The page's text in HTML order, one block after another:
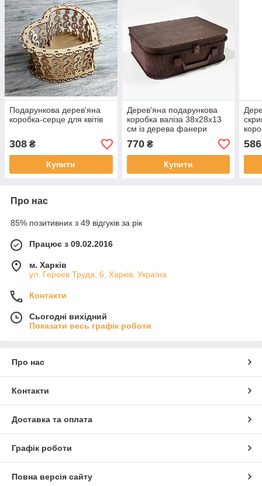
Подарункова дерев'яна
коробка-серце для квітів
308 ₴
Купити
Дерев'яна подарункова
коробка валіза 38х28х13
см із дерева фанери
770₴
Купити
586
Про нас
85% позитивних з 49 відгуків за рік
Працює з 09.02.2016
м. Харків
ул. Героев Труда, 6, Харків, Україна
Контакти
Сьогодні вихідний
Показати весь графік роботи
Про нас
Контакти
Доставка та оплата
Графік роботи
Повна версія сайту